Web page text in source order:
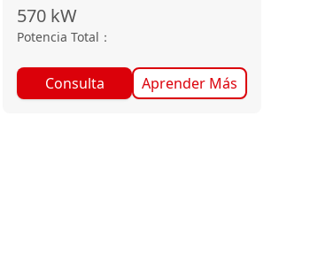
570 kW
Potencia Total ：
Consulta Aprender Más